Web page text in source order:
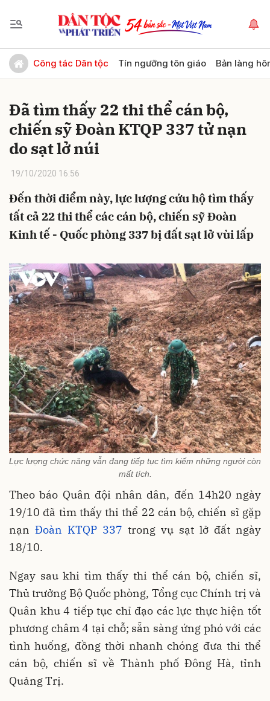
Công tác Dân tộc Tín ngưỡng tôn giáo Bản làng
Đã tìm thấy 22 thi thể cán bộ,
chiến sỹ Đoàn KTQP 337 tử nạn
do sạt lở núi
19/10/2020 16:56
Đến thời điểm này, lực lượng cứu hộ tìm thấy
tất cả 22 thi thể các cán bộ, chiến sỹ Đoàn
Kinh tế - Quốc phòng 337 bị đất sạt lở vùi lấp
Lực lượng chức năng vẫn đang tiếp tục tìm kiếm những người còn
mất tích.
Theo báo Quân đội nhân dân, đến 14h20 ngày
19/10 đã tìm thấy thi thể 22 cán bộ, chiến sĩ gặp
nạn Đoàn KTQP 337 trong vụ sạt lở đất ngày
18/10.
Ngay sau khi tìm thấy thi thể cán bộ, chiến sĩ,
Thủ trưởng Bộ Quốc phòng, Tổng cục Chính trị và
Quân khu 4 tiếp tục chỉ đạo các lực thực hiện tốt
phương châm 4 tại chỗ; sẵn sàng ứng phó với các
tình huống, đồng thời nhanh chóng đưa thi thể
cán bộ, chiến sĩ về Thành phố Đông Hà, tỉnh
Quảng Trị.
Gửi bình luận